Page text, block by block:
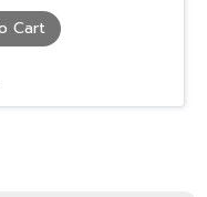
with color
optical
pure RGB triple
the colors
Cart